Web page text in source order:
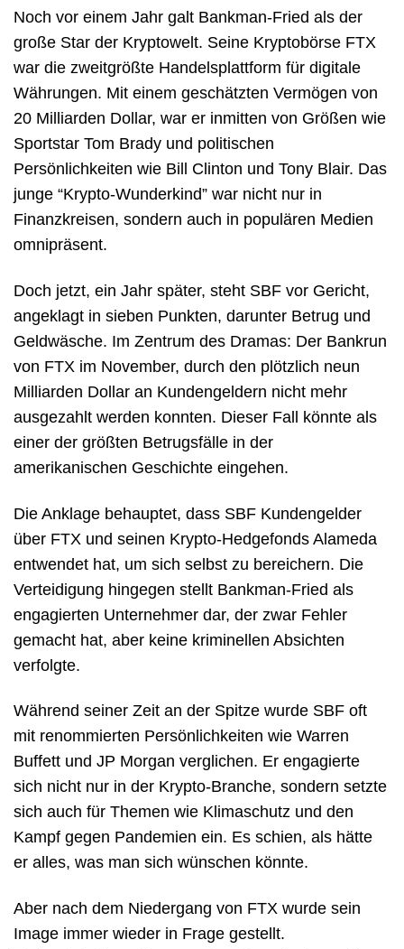
Noch vor einem Jahr galt Bankman-Fried als der
große Star der Kryptowelt. Seine Kryptobörse FTX
war die zweitgrößte Handelsplattform für digitale
Währungen. Mit einem geschätzten Vermögen von
20 Milliarden Dollar, war er inmitten von Größen wie
Sportstar Tom Brady und politischen
Persönlichkeiten wie Bill Clinton und Tony Blair. Das
junge “Krypto-Wunderkind” war nicht nur in
Finanzkreisen, sondern auch in populären Medien
omnipräsent.
Doch jetzt, ein Jahr später, steht SBF vor Gericht,
angeklagt in sieben Punkten, darunter Betrug und
Geldwäsche. Im Zentrum des Dramas: Der Bankrun
von FTX im November, durch den plötzlich neun
Milliarden Dollar an Kundengeldern nicht mehr
ausgezahlt werden konnten. Dieser Fall könnte als
einer der größten Betrugsfälle in der
amerikanischen Geschichte eingehen.
Die Anklage behauptet, dass SBF Kundengelder
über FTX und seinen Krypto-Hedgefonds Alameda
entwendet hat, um sich selbst zu bereichern. Die
Verteidigung hingegen stellt Bankman-Fried als
engagierten Unternehmer dar, der zwar Fehler
gemacht hat, aber keine kriminellen Absichten
verfolgte.
Während seiner Zeit an der Spitze wurde SBF oft
mit renommierten Persönlichkeiten wie Warren
Buffett und JP Morgan verglichen. Er engagierte
sich nicht nur in der Krypto-Branche, sondern setzte
sich auch für Themen wie Klimaschutz und den
Kampf gegen Pandemien ein. Es schien, als hätte
er alles, was man sich wünschen könnte.
Aber nach dem Niedergang von FTX wurde sein
Image immer wieder in Frage gestellt.